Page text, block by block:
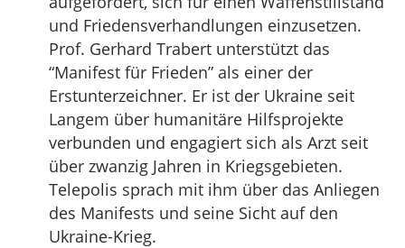
und Friedensverhandlungen einzusetzen.
Prof. Gerhard Trabert unterstützt das
“Manifest für Frieden” als einer der
Erstunterzeichner. Er ist der Ukraine seit
Langem über humanitäre Hilfsprojekte
verbunden und engagiert sich als Arzt seit
über zwanzig Jahren in Kriegsgebieten.
Telepolis sprach mit ihm über das Anliegen
des Manifests und seine Sicht auf den
Ukraine-Krieg.